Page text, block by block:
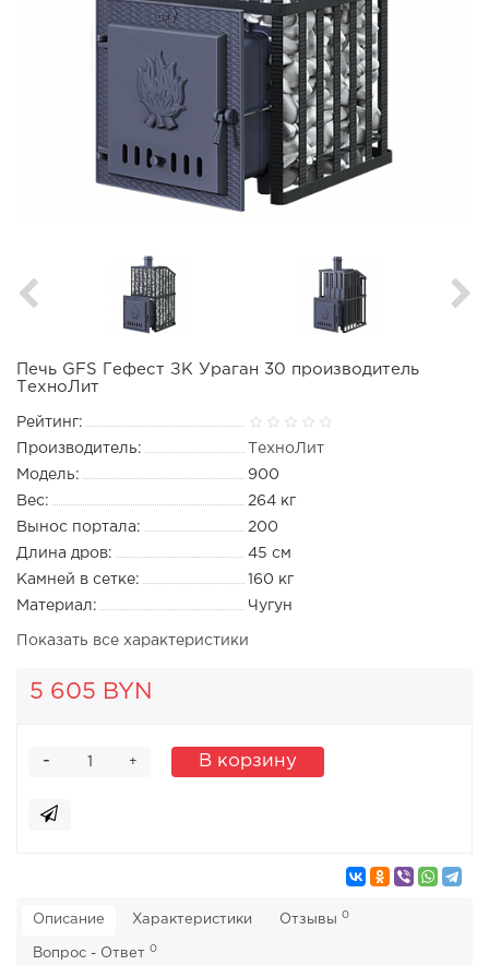
Печь GFS Гефест ЗК Ураган 30 производитель
ТехноЛит
Рейтинг:
Производитель:
ТехноЛит
Модель:
900
Вес:
264 кг
Вынос портала:
200
Длина дров:
45 см
Камней в сетке:
160 кг
Материал:
Чугун
Показать все характеристики
5 605 BYN
+
- В корзину
Описание Характеристики Отзывы 0
Вопрос - Ответ 0